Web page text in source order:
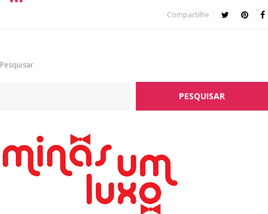
Compartilhe
Pesquisar
PESQUISAR